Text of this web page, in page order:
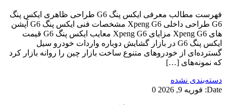
فهرست مطالب معرفی ایکس پنگ G6 طراحی ظاهری ایکس پنگ
G6 طراحی داخلی Xpeng G6 مشخصات فنی ایکس پنگ G6 آپشن
های Xpeng G6 مزایای Xpeng G6 معایب ایکس پنگ G6 قیمت
ایکس پنگ G6 در بازار گشایش دوباره واردات خودرو سیل
گسترده‌ای از خودروهای متنوع ساخت بازار چین را روانه بازار کرد
که نمونه‌های […]
دسته‌بندی نشده
Date: فوریه 9, 2026 0